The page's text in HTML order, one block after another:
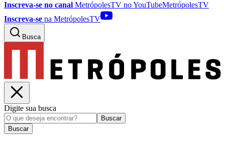
Inscreva-se no canal MetrópolesTV noYouTubeMetrópolesTV
Inscreva-se na MetrópolesTV
Busca
Digite sua busca
Buscar
Buscar